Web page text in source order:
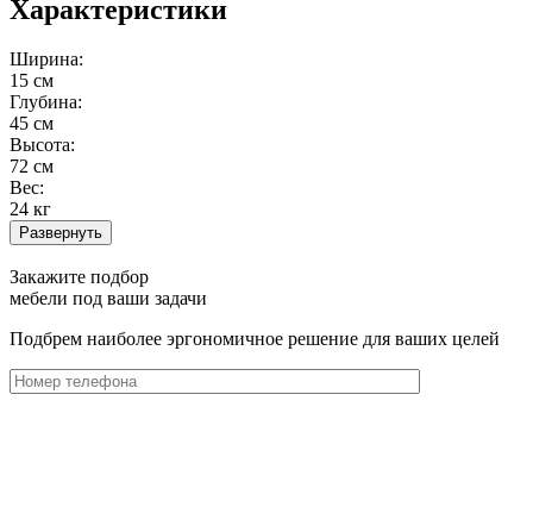
Характеристики
Ширина:
15 см
Глубина:
45 см
Высота:
72 см
Вес:
24 кг
Развернуть
Закажите подбор
мебели под ваши задачи
Подбрем наиболее эргономичное решение для ваших целей